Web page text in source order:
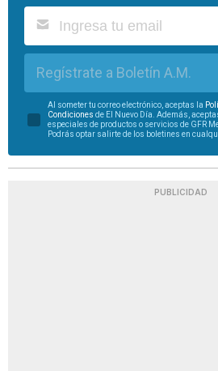
Regístrate a Boletín A.M.
Al someter tu correo electrónico, aceptas la
Condiciones de El Nuevo Día. Además,
especiales de productos o servicios de GFR
Podrás optar salirte de los boletines en
PUBLICIDAD